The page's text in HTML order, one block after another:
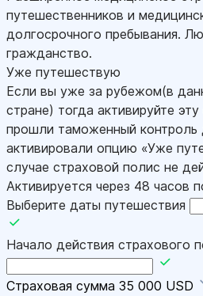
путешественников и
долгосрочного пребывания.
гражданство.
Уже путешествую
Если вы уже за рубежом(в
стране) тогда активируйте
прошли таможенный контроль
активировали опцию «Уже
случае страховой полис не
Активируется через 48 часов
Выберите даты путешествия
Начало действия страхового
Страховая сумма 35 000 USD